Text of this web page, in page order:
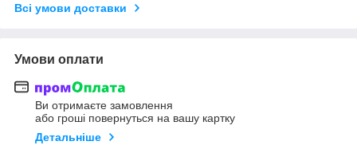
Всі умови доставки
Умови оплати
Ви отримаєте замовлення
або гроші повернуться на вашу картку
Детальніше